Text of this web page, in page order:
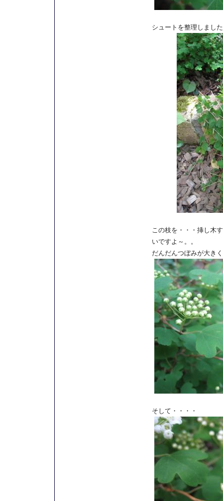
シュートを整理しまし
この枝を・・・挿し木
いですよ～。。
だんだんつぼみが大き
そして・・・・